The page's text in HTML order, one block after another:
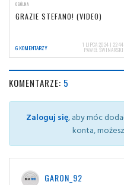
OGÓLNA
GRAZIE STEFANO! (VIDEO)
6 KOMENTARZY 1 LIPCA 2024 | 22:44
PAWEŁ ŚWINARSKI
KOMENTARZE: 5
Zaloguj się, aby móc
konta,
GARON_92